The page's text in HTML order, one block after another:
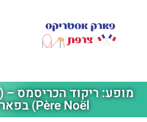
Père Noël) בפארק אסטריקס